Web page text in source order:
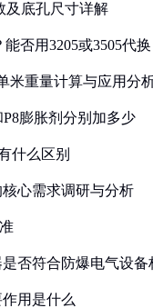
及底孔尺寸详解
否用3205或3505代换
米重量计算与应用分
膨胀剂分别加多少
什么区别
心需求调研与分析
否符合防爆电气设备
用是什么